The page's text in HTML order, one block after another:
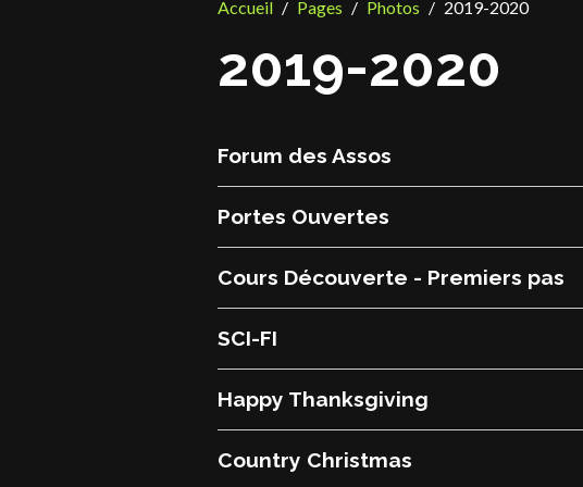
Accueil Pages Photos 2019-2020
2019-2020
Forum des Assos
Portes Ouvertes
Cours Découverte - Premiers pas
SCI-FI
Happy Thanksgiving
Country Christmas